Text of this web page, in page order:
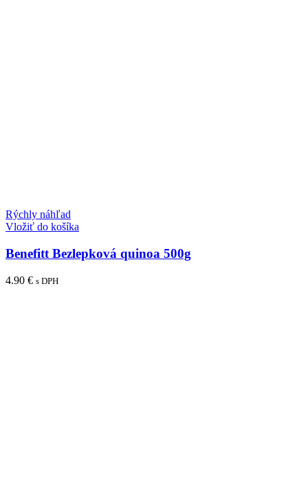
Rýchly náhľad
Vložiť do košíka
Benefitt Bezlepková quinoa 500g
4.90 € s DPH